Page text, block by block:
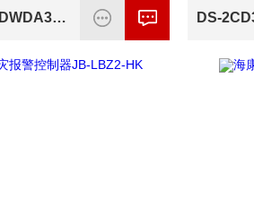
DS-2CD3T46FDWDA3-I智能警戒海康威视400万海螺型网络摄像机